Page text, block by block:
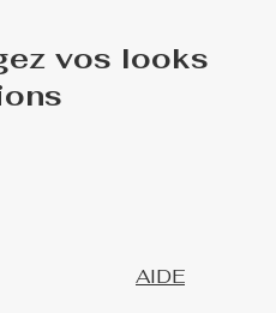
vos looks
AIDE